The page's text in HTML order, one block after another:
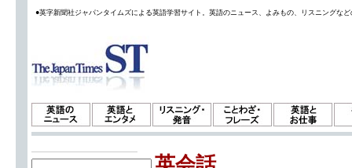
●英字新聞社ジャパンタイムズによる英語学習サイト。英語のニュース、よみもの、リスニングな